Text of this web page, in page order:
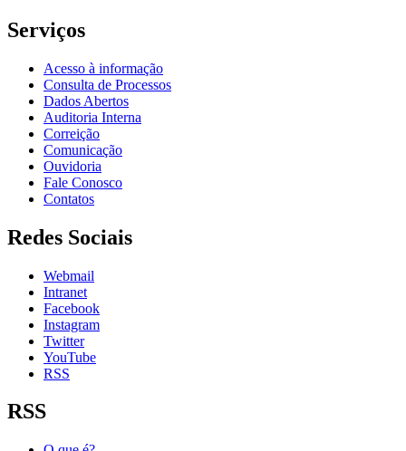
Serviços
Acesso à informação
Consulta de Processos
Dados Abertos
Auditoria Interna
Correição
Comunicação
Ouvidoria
Fale Conosco
Contatos
Redes Sociais
Webmail
Intranet
Facebook
Instagram
Twitter
YouTube
RSS
RSS